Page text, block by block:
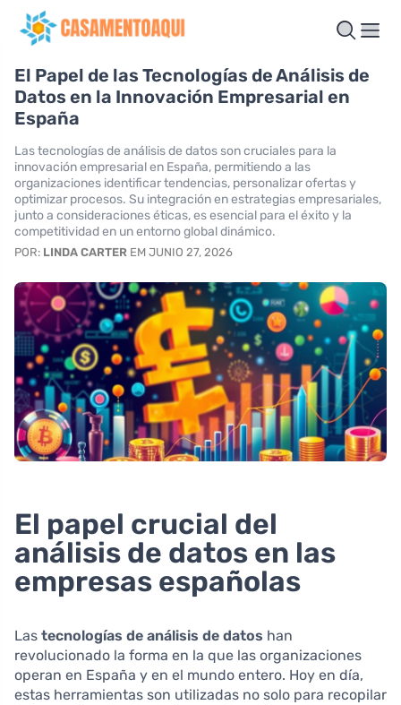
El Papel de las Tecnologías de Análisis de
Datos en la Innovación Empresarial en
España
Las tecnologías de análisis de datos son cruciales para la
innovación empresarial en España, permitiendo a las
organizaciones identificar tendencias, personalizar ofertas y
optimizar procesos. Su integración en estrategias empresariales,
junto a consideraciones éticas, es esencial para el éxito y la
competitividad en un entorno global dinámico.
POR: LINDA CARTER EM JUNIO 27, 2026
El papel crucial del
análisis de datos en las
empresas españolas
Las tecnologías de análisis de datos han
revolucionado la forma en la que las organizaciones
operan en España y en el mundo entero. Hoy en día,
estas herramientas son utilizadas no solo para recopilar